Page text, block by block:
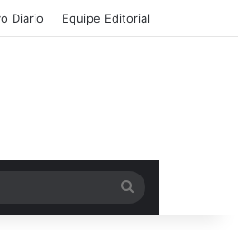
Diario Equipe Editorial